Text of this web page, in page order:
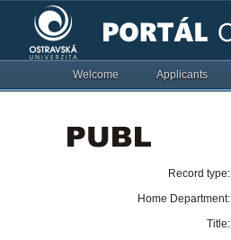
Welcome Applicants
Record type:
Home Department:
Title: